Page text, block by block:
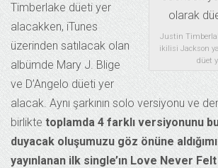
Justin
ikilisi Jackson
düet
Timberlake düeti yer
alacakken, iTunes
üzerinden satılacak olan
albümde Mary J. Blige
ve D’Angelo düeti yer
alacak. Aynı şarkının solo versiyonu ve
birlikte toplamda 4 farklı versiyonunu
duyacak oluşumuzu göz önüne
yayınlanan ilk single’ın Love Never